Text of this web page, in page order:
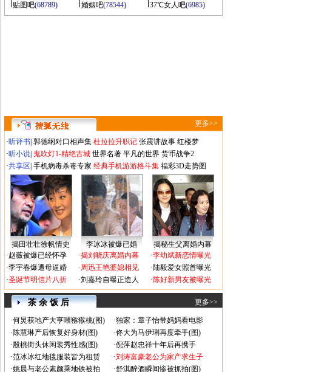
贴图吧(68789) 婚姻吧(78544) 37℃女人吧(6985)
更多>>
·听评书 郭德纲对口相声集 杜拉拉升职记 张震讲故事 红楼梦
·听小说 鬼吹灯1-精绝古城 世界名著 平凡的世界 货币战争2
·共享区 手机病毒杀毒专家 经典手机游游格斗集 福彩3D走势图
揭田壮壮徐帆情史 李冰冰被爆已婚
揭秘生父离婚内幕
·赵薇被爆已经怀孕
·李宇春爆遭母逼婚
·圣诞节明信片八折
·揭刘晓庆离婚内幕
·周迅王艳婆媳相见
·刘嘉玲自曝正造人
·李幼斌新恋情曝光
·陆毅爱女照首曝光
·陈好新男友被曝光
茶 余 饭 后 更多>>
·何炅获地产大亨喂猕猴桃(图) ·独家：章子怡带妈妈看电影
·陈慧琳产后恢复好身材(图) ·佟大为马伊琍再度牵手(图)
·殷桃街头休闲装秀性感(图) ·倪萍赵忠祥十年后再携手
·范冰冰红地毯服装皆为租赁 ·刘涛富豪老公为家产求生子
·姚晨与老公素颜乘地铁被拍 ·舒淇醉酒瞬间惨被抓拍(图)